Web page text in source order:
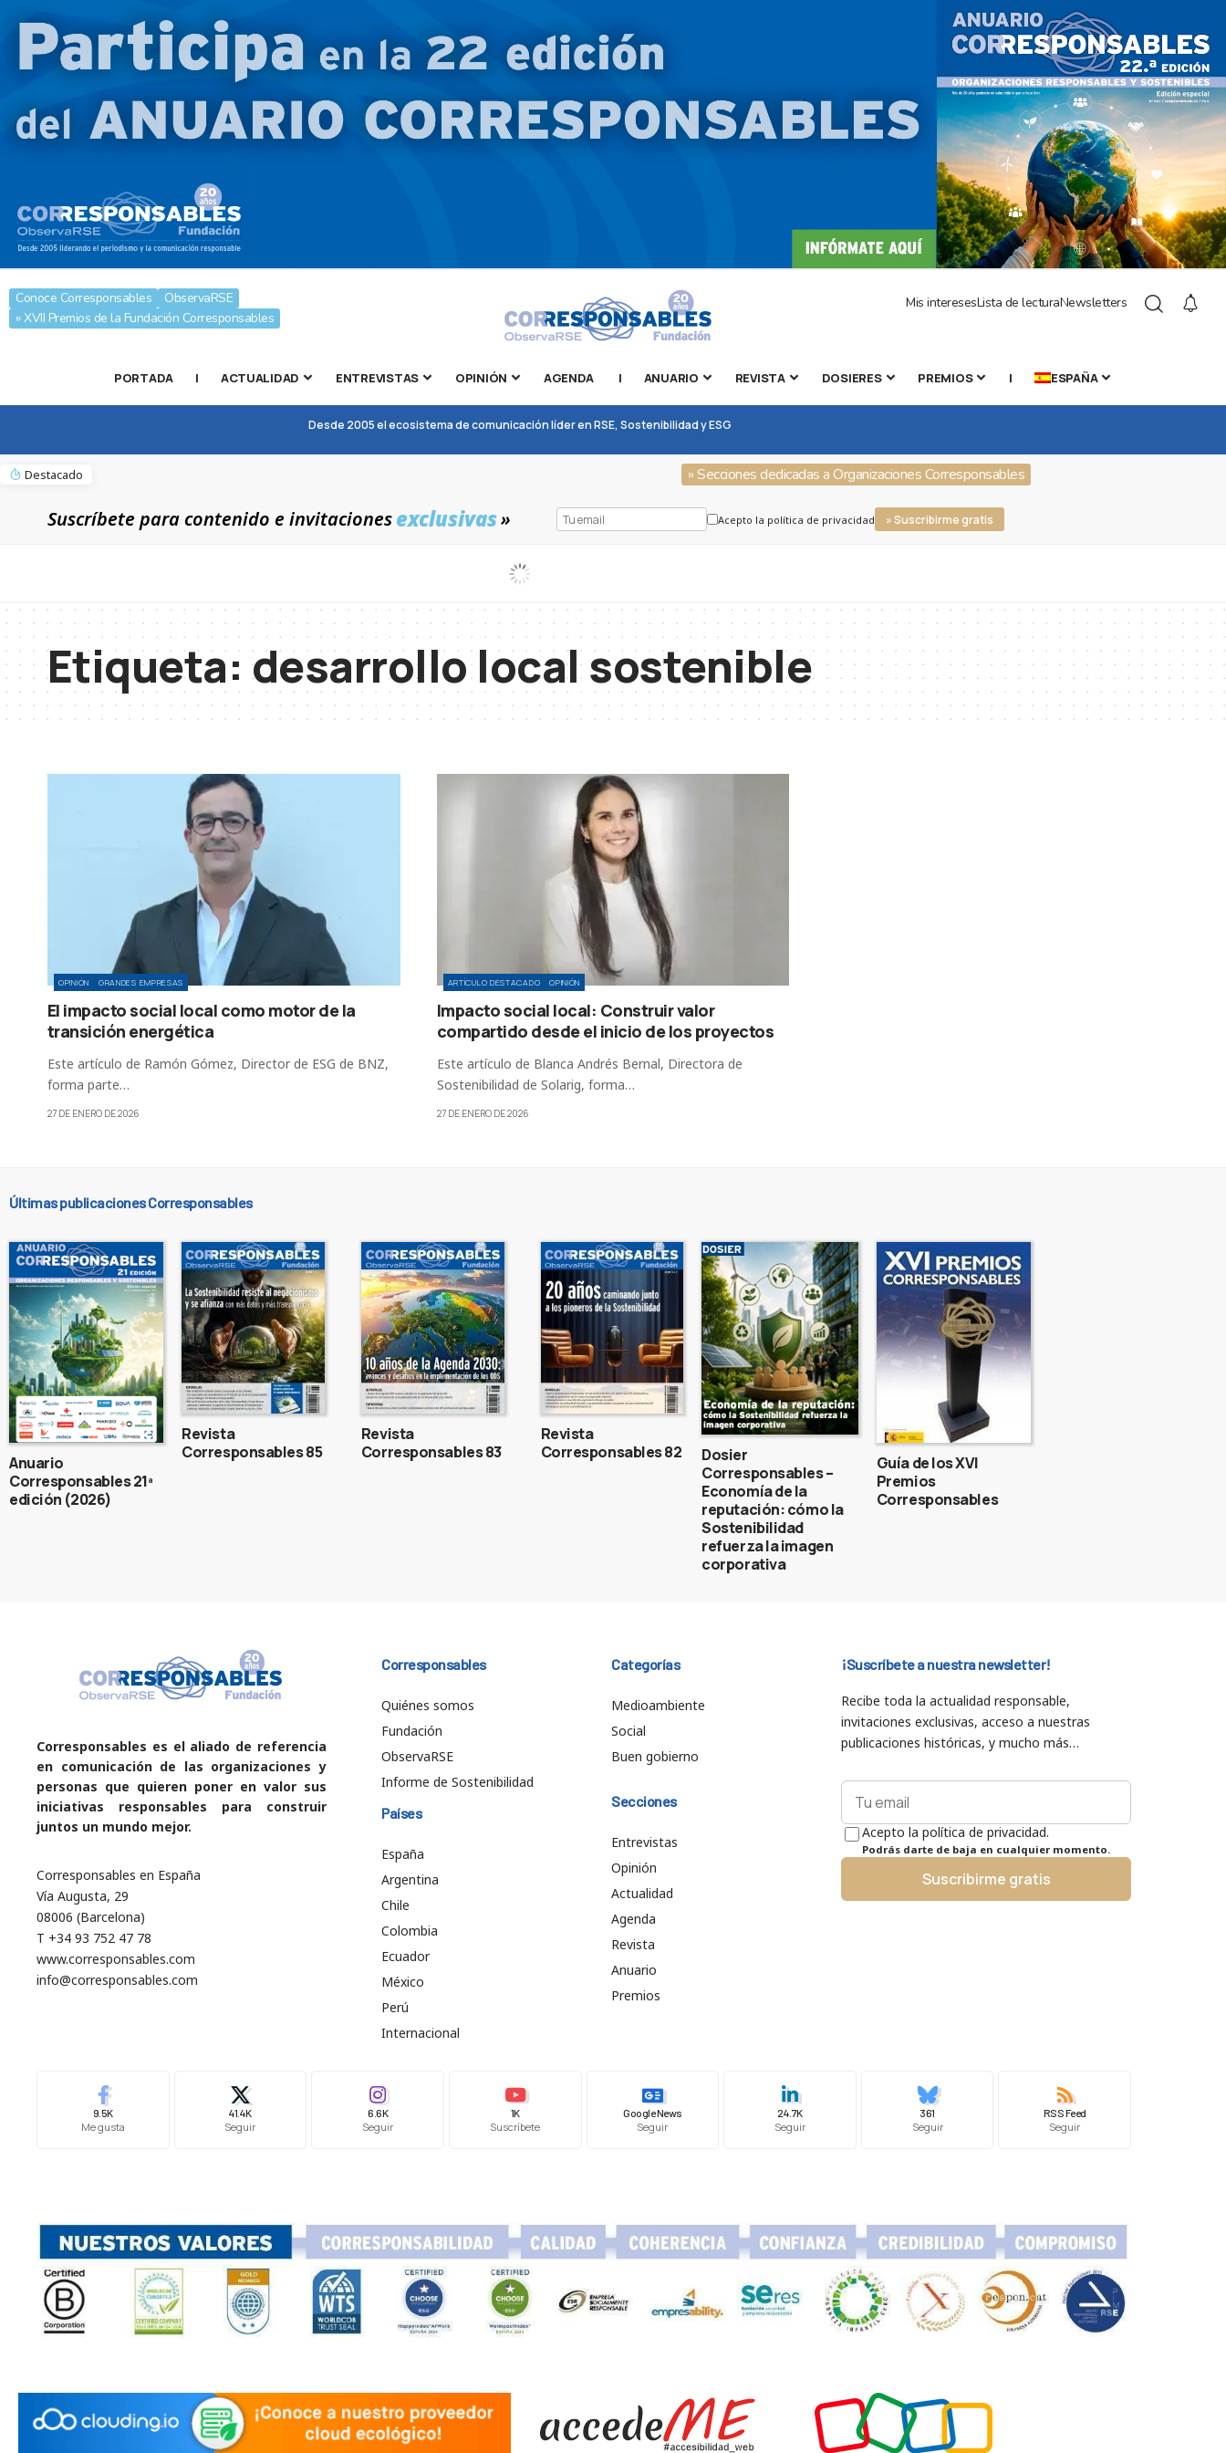
Conoce Corresponsables
ObservaRSE
» XVII Premios de la Fundación Corresponsables
Mis interesesLista de lecturaNewsletters
PORTADA | ACTUALIDAD ENTREVISTAS OPINIÓN AGENDA | ANUARIO REVISTA DOSIERES PREMIOS | ESPAÑA
Desde 2005 el ecosistema de comunicación líder en RSE, Sostenibilidad y ESG
Destacado » Secciones dedicadas a Organizaciones Corresponsables
Suscríbete para contenido e invitacionesexclusivas» Acepto la política de privacidad » Suscribirme gratis
Etiqueta: desarrollo local sostenible
OPINIÓN GRANDES EMPRESAS
El impacto social local como motor de la
transición energética
Este artículo de Ramón Gómez, Director de ESG de BNZ,
forma parte…
27 DE ENERO DE 2026
ARTÍCULO DESTACADO OPINIÓN
Impacto social local: Construir valor
compartido desde el inicio de los proyectos
Este artículo de Blanca Andrés Bernal, Directora de
Sostenibilidad de Solarig, forma…
27 DE ENERO DE 2026
Últimas publicaciones Corresponsables
Anuario
Corresponsables 21ª
edición (2026)
Revista
Corresponsables 85
Revista
Corresponsables 83
Revista
Corresponsables 82
Dosier
Corresponsables –
Economía de la
reputación: cómo la
Sostenibilidad
refuerza la imagen
corporativa
Guía de los XVI
Premios
Corresponsables
Corresponsables es el aliado de referencia
en comunicación de las organizaciones y
personas que quieren poner en valor sus
iniciativas responsables para construir
juntos un mundo mejor.
Corresponsables en España
Vía Augusta, 29
08006 (Barcelona)
T +34 93 752 47 78
www.corresponsables.com
info@corresponsables.com
Corresponsables
Quiénes somos
Fundación
ObservaRSE
Informe de Sostenibilidad
Países
España
Argentina
Chile
Colombia
Ecuador
México
Perú
Internacional
Categorías
Medioambiente
Social
Buen gobierno
Secciones
Entrevistas
Opinión
Actualidad
Agenda
Revista
Anuario
Premios
¡Suscríbete a nuestra newsletter!
Recibe toda la actualidad responsable,
invitaciones exclusivas, acceso a nuestras
publicaciones históricas, y mucho más…
Acepto la política de privacidad.
Podrás darte de baja en cualquier momento.
Suscribirme gratis
9.5K
Me gusta
41.4K
Seguir
6.6K
Seguir
1K
Suscríbete
Google News
Seguir
24.7K
Seguir
361
Seguir
RSS Feed
Seguir